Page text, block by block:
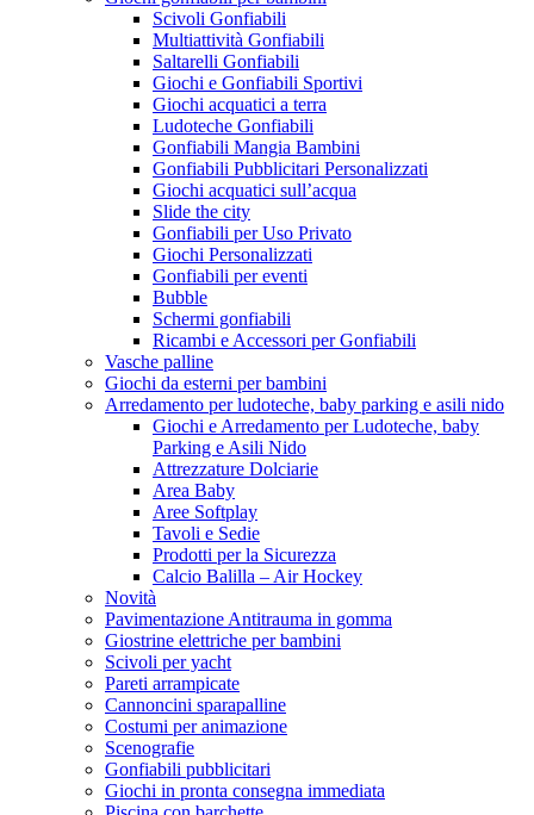
Scivoli Gonfiabili
Multiattività Gonfiabili
Saltarelli Gonfiabili
Giochi e Gonfiabili Sportivi
Giochi acquatici a terra
Ludoteche Gonfiabili
Gonfiabili Mangia Bambini
Gonfiabili Pubblicitari Personalizzati
Giochi acquatici sull’acqua
Slide the city
Gonfiabili per Uso Privato
Giochi Personalizzati
Gonfiabili per eventi
Bubble
Schermi gonfiabili
Ricambi e Accessori per Gonfiabili
Vasche palline
Giochi da esterni per bambini
Arredamento per ludoteche, baby parking e asili nido
Giochi e Arredamento per Ludoteche, baby
Parking e Asili Nido
Attrezzature Dolciarie
Area Baby
Aree Softplay
Tavoli e Sedie
Prodotti per la Sicurezza
Calcio Balilla – Air Hockey
Novità
Pavimentazione Antitrauma in gomma
Giostrine elettriche per bambini
Scivoli per yacht
Pareti arrampicate
Cannoncini sparapalline
Costumi per animazione
Scenografie
Gonfiabili pubblicitari
Giochi in pronta consegna immediata